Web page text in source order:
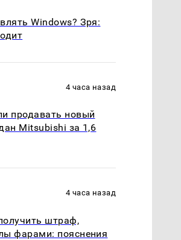
Windows? Зря:
4 часа назад
продавать новый
Mitsubishi за 1,6
4 часа назад
штраф,
фарами: пояснения